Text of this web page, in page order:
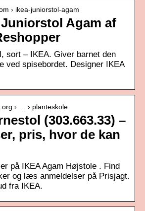
› ikea-juniorstol-agam
Agam af
sort – IKEA. Giver barnet den
ved spisebordet. Designer IKEA
› … › planteskole
(303.663.33) –
pris, hvor de kan
på IKEA Agam Højstole . Find
og læs anmeldelser på Prisjagt.
fra IKEA.